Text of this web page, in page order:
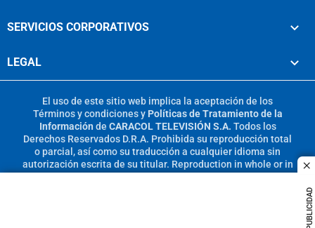
PUBLICIDAD
SERVICIOS CORPORATIVOS
LEGAL
El uso de este sitio web implica la aceptación de los
Términos y condicionesy Políticas de Tratamiento de la
Información de CARACOL TELEVISIÓN S.A. Todos los
Derechos Reservados D.R.A. Prohibida su reproducción total
o parcial, así como su traducción a cualquier idioma sin
autorización escrita de su titular. Reproduction in whole or in